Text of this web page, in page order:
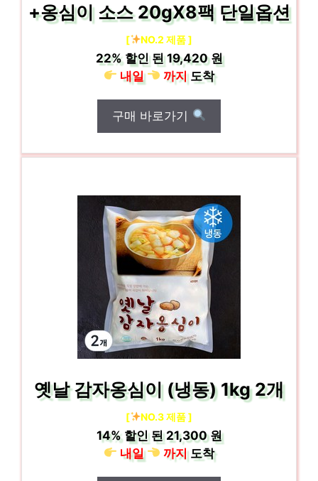
+옹심이 소스 20gX8팩 단일옵션
[ NO.2 제품 ]
22%할인 된19,420 원
내일
까지도착
구매 바로가기
옛날 감자옹심이 (냉동) 1kg 2개
[ NO.3 제품 ]
14%할인 된21,300 원
내일
까지도착